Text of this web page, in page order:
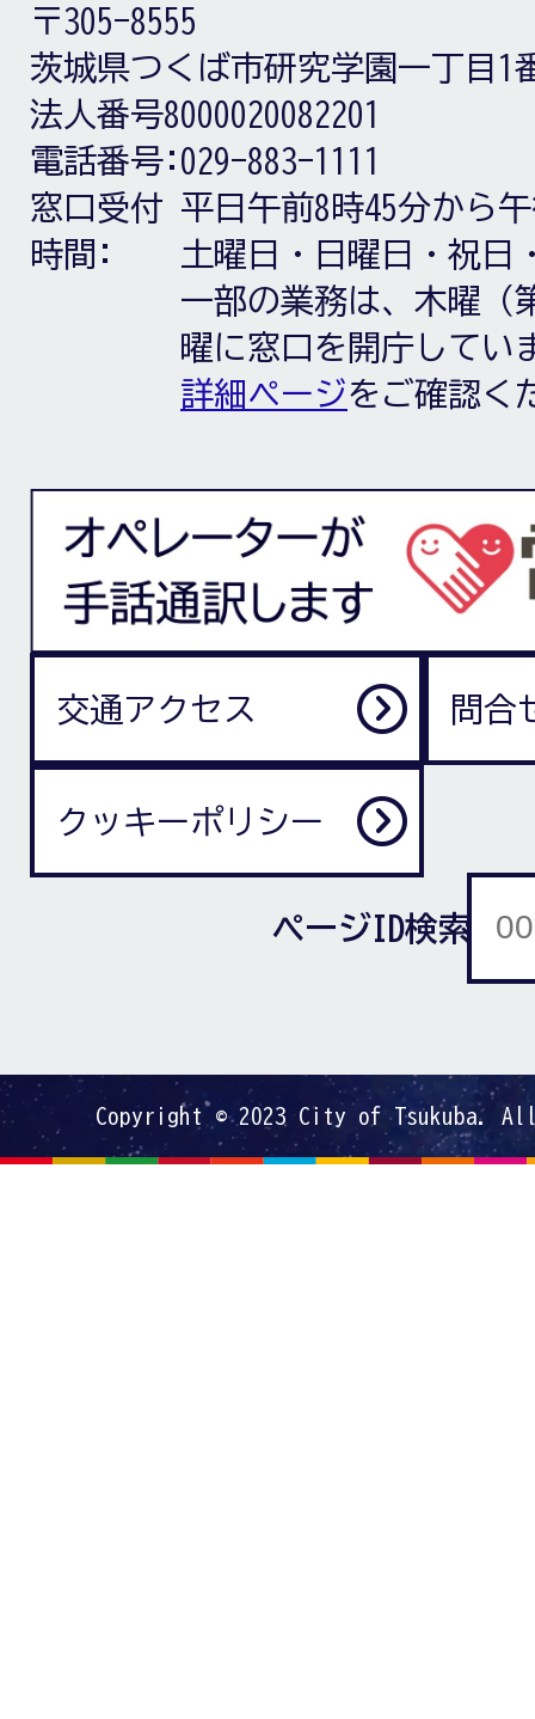
〒305-8555
茨城県つくば市研究学園一丁目1
法人番号8000020082201
電話番号: 029-883-1111
窓口受付
時間:
平日午前8時45分から
土曜日・日曜日・祝日
一部の業務は、木曜（
曜に窓口を開庁してい
詳細ページをご確認く
交通アクセス 問合
クッキーポリシー
ページID検索
Copyright © 2023 City of Tsukuba.